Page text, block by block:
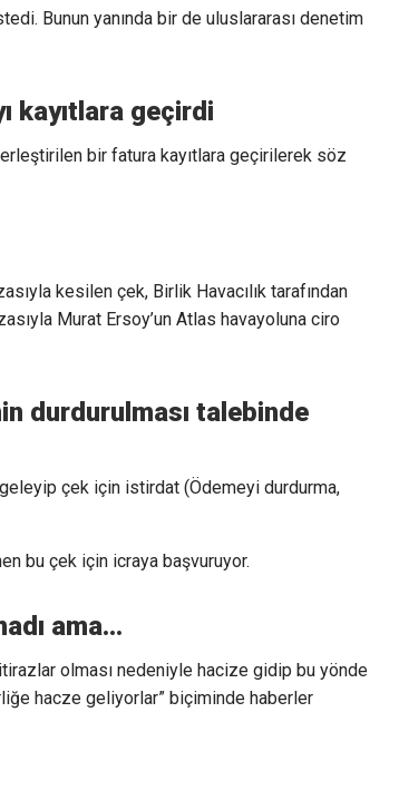
Bunun yanında bir de uluslararası denetim
kayıtlara geçirdi
bir fatura kayıtlara geçirilerek söz
kesilen çek, Birlik Havacılık tarafından
Murat Ersoy’un Atlas havayoluna ciro
durdurulması talebinde
çek için istirdat (Ödemeyi durdurma,
bu çek için icraya başvuruyor.
ama…
olması nedeniyle hacize gidip bu yönde
hacze geliyorlar” biçiminde haberler